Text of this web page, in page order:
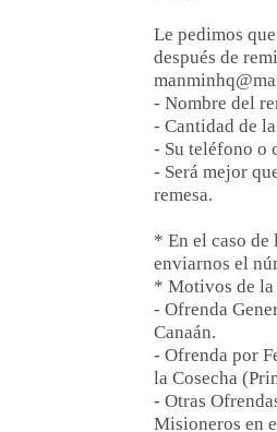
Le pedimos
después de
- Nombre del
- Cantidad de
- Su teléfono o
- Será mejor
remesa.
* En el caso
enviarnos el
* Motivos de
- Ofrenda
Canaán.
- Ofrenda por
la Cosecha
- Otras
Misioneros en